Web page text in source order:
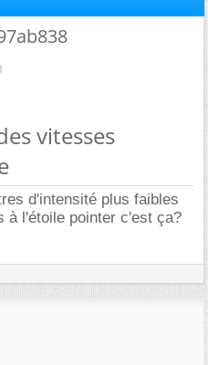
vitesses
d'intensité plus faibles
à l'étoile pointer c'est ça?